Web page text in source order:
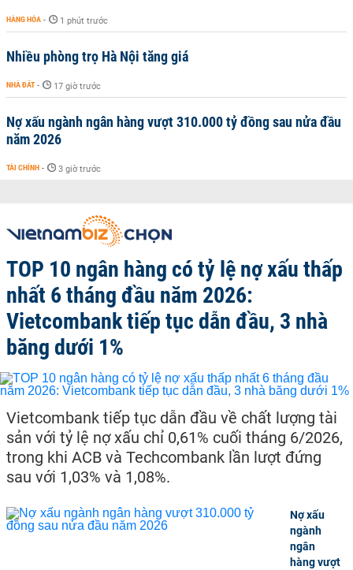
HÀNG HÓA - 1 phút trước
Nhiều phòng trọ Hà Nội tăng giá
NHÀ ĐẤT - 17 giờ trước
Nợ xấu ngành ngân hàng vượt 310.000 tỷ đồng sau nửa đầu
năm 2026
TÀI CHÍNH - 3 giờ trước
TOP 10 ngân hàng có tỷ lệ nợ xấu thấp
nhất 6 tháng đầu năm 2026:
Vietcombank tiếp tục dẫn đầu, 3 nhà
băng dưới 1%
Vietcombank tiếp tục dẫn đầu về chất lượng tài
sản với tỷ lệ nợ xấu chỉ 0,61% cuối tháng 6/2026,
trong khi ACB và Techcombank lần lượt đứng
sau với 1,03% và 1,08%.
Nợ xấu
ngành
ngân
hàng vượt